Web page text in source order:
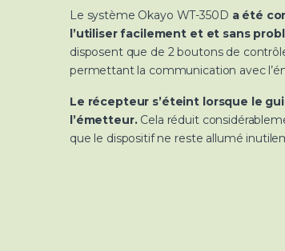
Le système Okayo WT-350D a été
l’utiliser facilement et et sans
disposent que de 2 boutons de
permettant la communication avec
Le récepteur s’éteint lorsque le
l’émetteur.Cela réduit
que le dispositif ne reste allumé